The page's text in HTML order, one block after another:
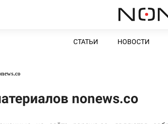
СТАТЬИ НОВОСТИ
nonews.co